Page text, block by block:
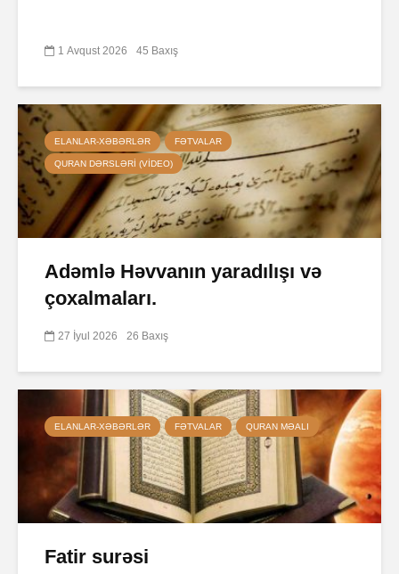
1 Avqust 2026 45 Baxış
ELANLAR-XƏBƏRLƏR FƏTVALAR
QURAN DƏRSLƏRI (VIDEO)
Adəmlə Həvvanın yaradılışı və
çoxalmaları.
27 İyul 2026 26 Baxış
ELANLAR-XƏBƏRLƏR FƏTVALAR QURAN MƏALI
Fatir surəsi